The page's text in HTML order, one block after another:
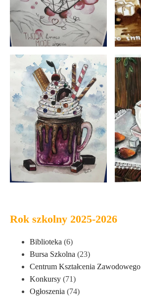
Rok szkolny 2025-2026
Biblioteka (6)
Bursa Szkolna (23)
Centrum Kształcenia Zawodowego
Konkursy (71)
Ogłoszenia (74)